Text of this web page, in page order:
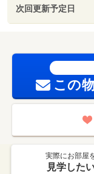
次回更新予定日
この
実際にお部屋
見学した